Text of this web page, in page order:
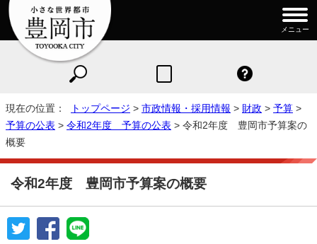
メニュー
現在の位置： トップページ > 市政情報・採用情報 > 財政 > 予算 >
予算の公表 > 令和2年度 予算の公表 > 令和2年度 豊岡市予算案の
概要
令和2年度 豊岡市予算案の概要